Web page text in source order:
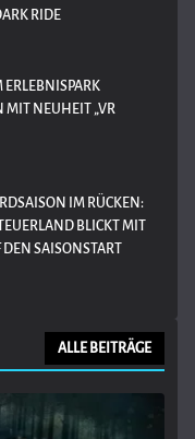
RIDE
ERLEBNISPARK
MIT NEUHEIT „VR
IM RÜCKEN:
BLICKT MIT
DEN SAISONSTART
ALLE BEITRÄGE